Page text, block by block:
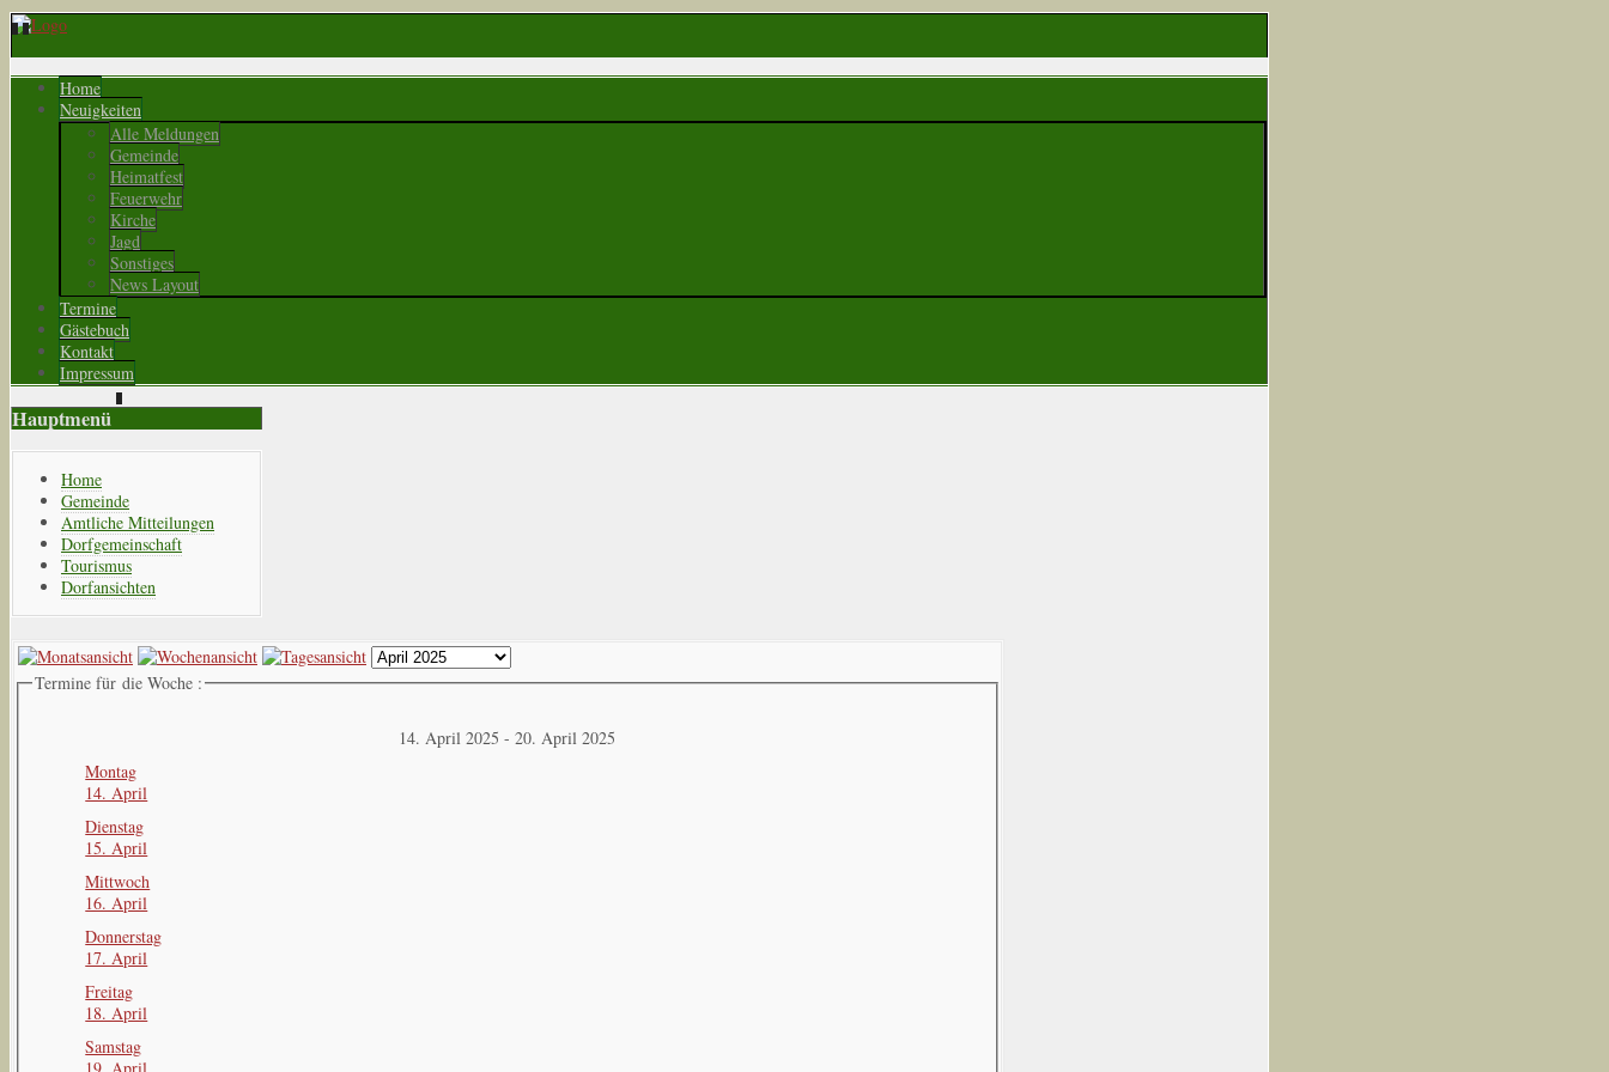
Home
Neuigkeiten
Alle Meldungen
Gemeinde
Heimatfest
Feuerwehr
Kirche
Jagd
Sonstiges
News Layout
Termine
Gästebuch
Kontakt
Impressum
Hauptmenü
Home
Gemeinde
Amtliche Mitteilungen
Dorfgemeinschaft
Tourismus
Dorfansichten
Termine für die Woche :
14. April 2025 - 20. April 2025
Montag
14. April
Dienstag
15. April
Mittwoch
16. April
Donnerstag
17. April
Freitag
18. April
Samstag
19. April